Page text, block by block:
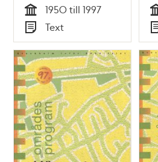
Tid
1950 till 1997
Typ
Text